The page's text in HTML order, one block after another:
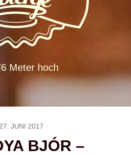
Meter hoch
27. JUNI 2017
BJÓR –